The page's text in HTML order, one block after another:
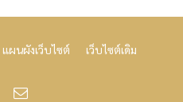
แผนผังเว็บไซต์ เว็บไซต์เดิม